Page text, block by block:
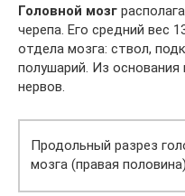
Головной мозг
черепа. Его средний вес
отдела мозга: ствол,
полушарий. Из
нервов.
Продольный разрез
мозга (правая половина)